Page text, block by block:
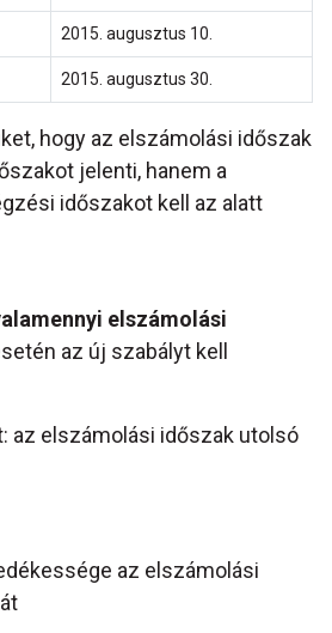
2015. augusztus 10.
2015. augusztus 30.
hogy az elszámolási időszak
jelenti, hanem a
időszakot kell az alatt
elszámolási
az új szabályt kell
az elszámolási időszak utolsó
az elszámolási